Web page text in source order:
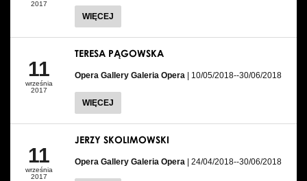
2017
WIĘCEJ
11
września
2017
TERESA PĄGOWSKA
Opera Gallery Galeria Opera | 10/05/2018--30/06/2018
WIĘCEJ
11
września
2017
JERZY SKOLIMOWSKI
Opera Gallery Galeria Opera | 24/04/2018--30/06/2018